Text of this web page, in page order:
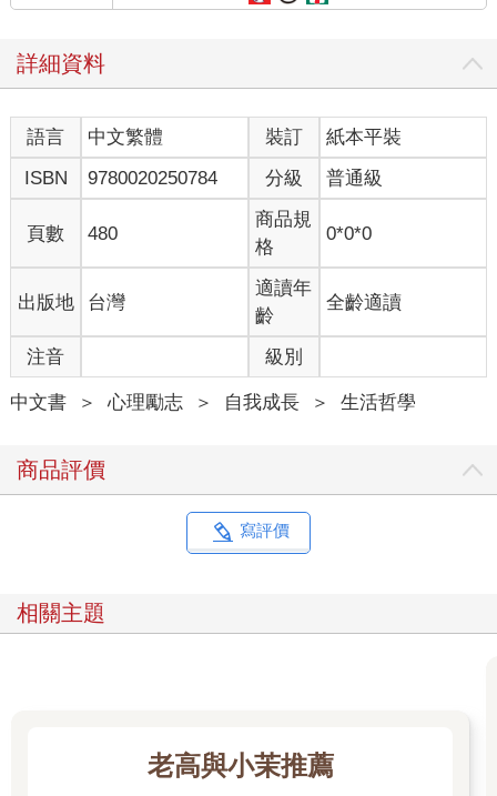
詳細資料
語言 中文繁體 裝訂
紙本平裝
ISBN
9780020250784 分級 普通級
頁數 480
商品規
格
0*0*0
出版地 台灣
適讀年
齡
全齡適讀
注音 級別
中文書 ＞ 心理勵志 ＞ 自我成長 ＞ 生活哲學
商品評價
寫評價
相關主題
老高與小茉推薦